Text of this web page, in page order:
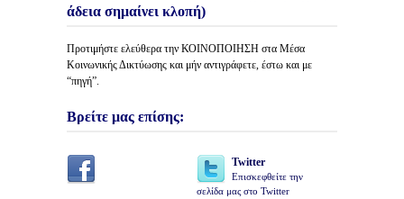
άδεια σημαίνει κλοπή)
Προτιμήστε ελεύθερα την ΚΟΙΝΟΠΟΙΗΣΗ στα Μέσα
Κοινωνικής Δικτύωσης και μήν αντιγράφετε, έστω και με
“πηγή”.
Βρείτε μας επίσης:
Twitter
Επισκεφθείτε την
σελίδα μας στο Twitter